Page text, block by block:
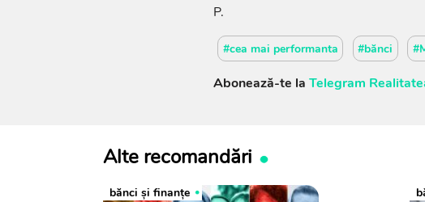
P.
#cea mai performanta #bănci
Abonează-te la Telegram
Alte recomandări
bănci şi finanţe